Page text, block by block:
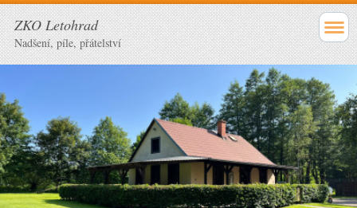
ZKO Letohrad
Nadšení, píle, přátelství